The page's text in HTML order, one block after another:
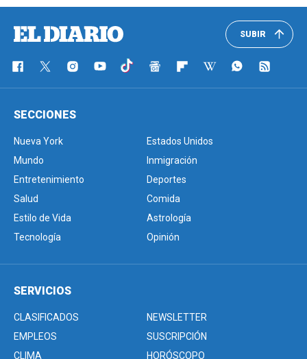
SUBIR
SECCIONES
Nueva York
Estados Unidos
Mundo
Inmigración
Entretenimiento
Deportes
Salud
Comida
Estilo de Vida
Astrología
Tecnología
Opinión
SERVICIOS
CLASIFICADOS
NEWSLETTER
EMPLEOS
SUSCRIPCIÓN
CLIMA
HORÓSCOPO